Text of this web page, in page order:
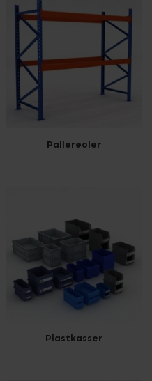
Pallereoler
Plastkasser